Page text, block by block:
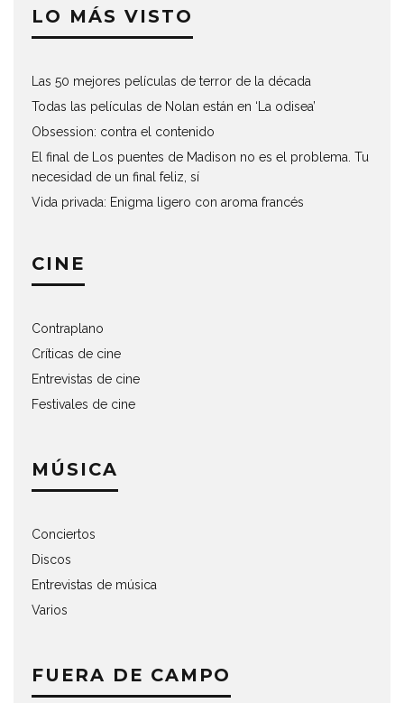
LO MÁS VISTO
Las 50 mejores películas de terror de la década
Todas las películas de Nolan están en ‘La odisea’
Obsession: contra el contenido
El final de Los puentes de Madison no es el problema. Tu
necesidad de un final feliz, sí
Vida privada: Enigma ligero con aroma francés
CINE
Contraplano
Críticas de cine
Entrevistas de cine
Festivales de cine
MÚSICA
Conciertos
Discos
Entrevistas de música
Varios
FUERA DE CAMPO